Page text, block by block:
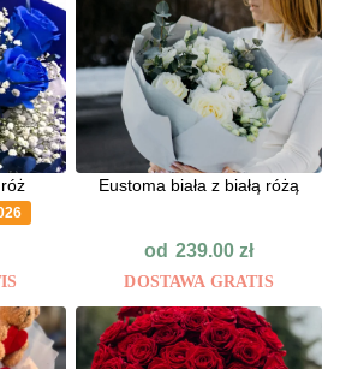
Eustoma biała z białą różą
od 239.00zł
DOSTAWA GRATIS